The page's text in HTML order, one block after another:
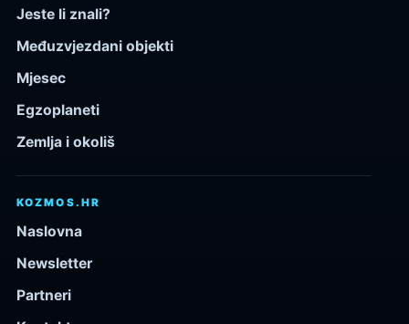
Jeste li znali?
Međuzvjezdani objekti
Mjesec
Egzoplaneti
Zemlja i okoliš
KOZMOS.HR
Naslovna
Newsletter
Partneri